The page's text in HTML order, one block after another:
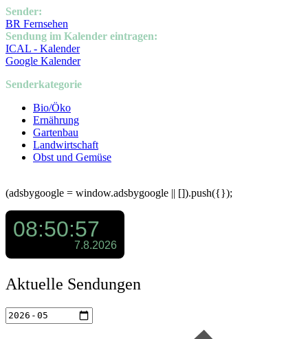
Sender:
BR Fernsehen
Sendung im Kalender eintragen:
ICAL - Kalender
Google Kalender
Senderkategorie
Bio/Öko
Ernährung
Gartenbau
Landwirtschaft
Obst und Gemüse
(adsbygoogle = window.adsbygoogle || []).push({});
Aktuelle Sendungen